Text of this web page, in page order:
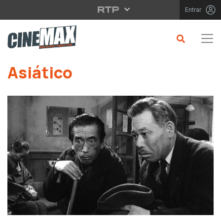
Saltar para o conteúdo principal Entrar
Asiático